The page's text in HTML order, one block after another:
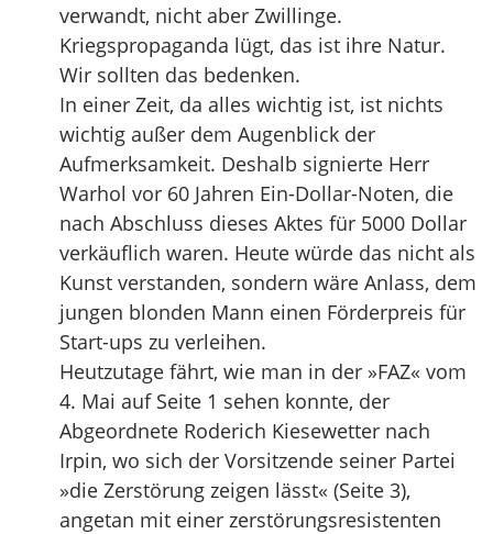
verwandt, nicht aber Zwillinge.
Kriegspropaganda lügt, das ist ihre Natur.
Wir sollten das bedenken.
In einer Zeit, da alles wichtig ist, ist nichts
wichtig außer dem Augenblick der
Aufmerksamkeit. Deshalb signierte Herr
Warhol vor 60 Jahren Ein-Dollar-Noten, die
nach Abschluss dieses Aktes für 5000 Dollar
verkäuflich waren. Heute würde das nicht als
Kunst verstanden, sondern wäre Anlass, dem
jungen blonden Mann einen Förderpreis für
Start-ups zu verleihen.
Heutzutage fährt, wie man in der »FAZ« vom
4. Mai auf Seite 1 sehen konnte, der
Abgeordnete Roderich Kiesewetter nach
Irpin, wo sich der Vorsitzende seiner Partei
»die Zerstörung zeigen lässt« (Seite 3),
angetan mit einer zerstörungsresistenten